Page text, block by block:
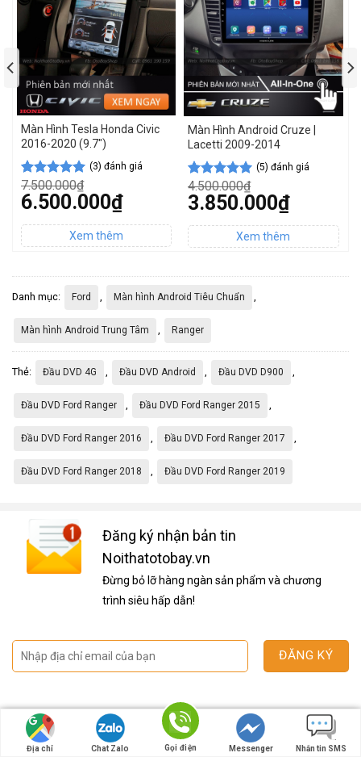
Màn Hình Tesla Honda Civic
2016-2020 (9.7″)
5.00trên 5
dựa trên
3
đánh giá
(3) đánh giá
7.500.000₫
Giá
gốc
7.500.000₫.
6.500.000₫
hiện
tại
là:
Màn Hình Android Cruze |
Lacetti 2009-2014
5.00trên 5
dựa trên
5
đánh giá
(5) đánh giá
4.500.000₫
Giá
gốc
4.500.000₫.
3.850.000₫
hiện
tại
là:
Danh mục: Ford , Màn hình Android Tiêu Chuẩn ,
Màn hình Android Trung Tâm , Ranger
Thẻ: Đầu DVD 4G , Đầu DVD Android , Đầu DVD D900 ,
Đầu DVD Ford Ranger , Đầu DVD Ford Ranger 2015 ,
Đầu DVD Ford Ranger 2016 , Đầu DVD Ford Ranger 2017 ,
Đầu DVD Ford Ranger 2018 , Đầu DVD Ford Ranger 2019
Đăng ký nhận bản tin
Noithatotobay.vn
Đừng bỏ lỡ hàng ngàn sản phẩm và chương
trình siêu hấp dẫn!
Giới thiệu công ty
Hệ thống cửa hàng
Chính sách bảo hành
Chính sách đổi trả
Địa chỉ Chat Zalo Gọi điện Messenger Nhắn tin SMS